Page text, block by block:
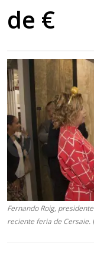
de €
Fernando Roig,
reciente feria de Cersaie.